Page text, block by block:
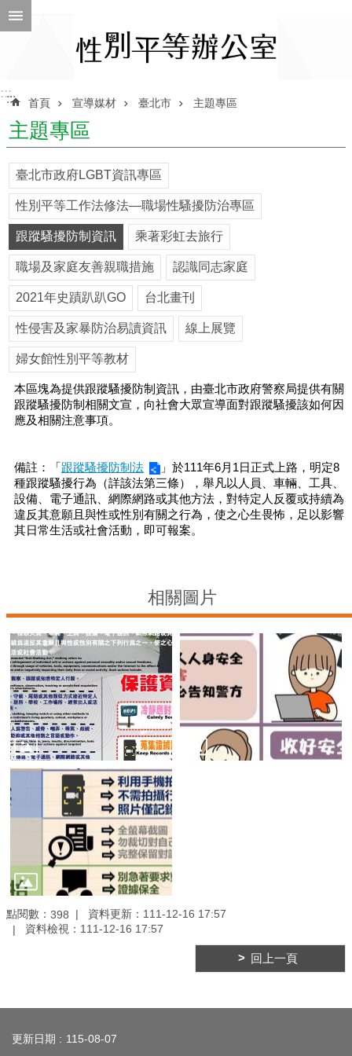
跳到主要內容區塊
ENGLISH
性
別
平
等
辦
公
室
性
別
平
等
委
員
會
別
友
善
廁
所
別
主
流
化
臺
北
亮
點
際
宣
導
媒
策
資
:::::: 首頁 宣導媒材 臺北市 主題專區
主題專區
臺北市政府LGBT資訊專區
性別平等工作法修法—職場性騷擾防治專區
跟蹤騷擾防制資訊 乘著彩虹去旅行
職場及家庭友善親職措施 認識同志家庭
2021年史蹟趴趴GO 台北畫刊
性侵害及家暴防治易讀資訊 線上展覽
婦女館性別平等教材
本區塊為提供跟蹤騷擾防制資訊，由臺北市政府警察局提供有關
跟蹤騷擾防制相關文宣，向社會大眾宣導面對跟蹤騷擾該如何因
應及相關注意事項。
備註：「跟蹤騷擾防制法
」於111年6月1日正式上路，明定8
種跟蹤騷擾行為（詳該法第三條），舉凡以人員、車輛、工具、
設備、電子通訊、網際網路或其他方法，對特定人反覆或持續為
違反其意願且與性或性別有關之行為，使之心生畏怖，足以影響
其日常生活或社會活動，即可報案。
相關圖片
點閱數： 398 資料更新： 111-12-16 17:57
資料檢視： 111-12-16 17:57
回上一頁
:::
更新日期 115-08-07